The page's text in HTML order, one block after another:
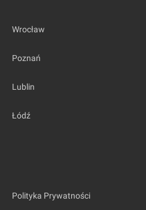
Wrocław
Poznań
Lublin
Łódź
Polityka Prywatności